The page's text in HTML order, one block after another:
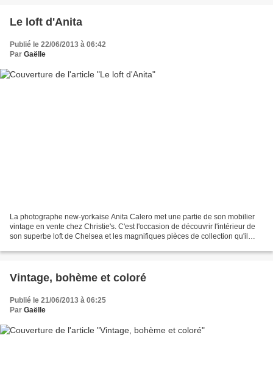
Le loft d'Anita
Publié le 22/06/2013 à 06:42
Par Gaëlle
La photographe new-yorkaise Anita Calero met une partie de son mobilier
vintage en vente chez Christie's. C'est l'occasion de découvrir l'intérieur de
son superbe loft de Chelsea et les magnifiques pièces de collection qu'il
Vintage, bohème et coloré
Publié le 21/06/2013 à 06:25
Par Gaëlle